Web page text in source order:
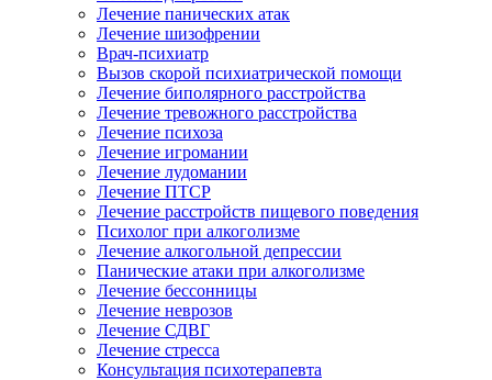
Лечение панических атак
Лечение шизофрении
Врач-психиатр
Вызов скорой психиатрической помощи
Лечение биполярного расстройства
Лечение тревожного расстройства
Лечение психоза
Лечение игромании
Лечение лудомании
Лечение ПТСР
Лечение расстройств пищевого поведения
Психолог при алкоголизме
Лечение алкогольной депрессии
Панические атаки при алкоголизме
Лечение бессонницы
Лечение неврозов
Лечение СДВГ
Лечение стресса
Консультация психотерапевта